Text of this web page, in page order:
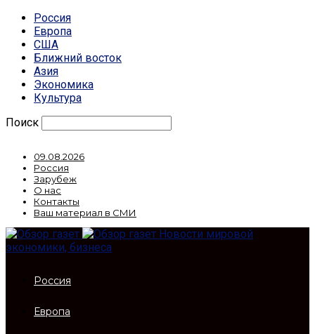
Россия
Европа
США
Ближний восток
Азия
Экономика
Культура
Поиск
09.08.2026
Россия
Зарубеж
О нас
Контакты
Ваш материал в СМИ
Новости мировой
экономики, бизнеса
Россия
Европа